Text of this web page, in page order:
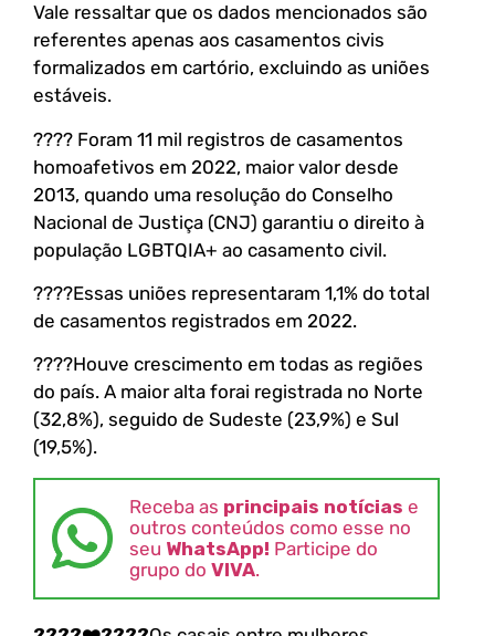
Vale ressaltar que os dados mencionados são
referentes apenas aos casamentos civis
formalizados em cartório, excluindo as uniões
estáveis.
???? Foram 11 mil registros de casamentos
homoafetivos em 2022, maior valor desde
2013, quando uma resolução do Conselho
Nacional de Justiça (CNJ) garantiu o direito à
população LGBTQIA+ ao casamento civil.
????Essas uniões representaram 1,1% do total
de casamentos registrados em 2022.
????Houve crescimento em todas as regiões
do país. A maior alta forai registrada no Norte
(32,8%), seguido de Sudeste (23,9%) e Sul
(19,5%).
Receba as principais notícias e
outros conteúdos como esse no
seu WhatsApp! Participe do
grupo do VIVA.